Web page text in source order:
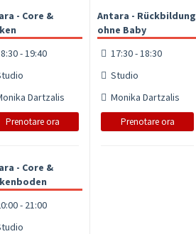
- Core &
- 19:40
Dartzalis
Prenotare ora
- Core &
- 21:00
Antara - Rückbildung
ohne Baby
17:30 - 18:30
Studio
Monika Dartzalis
Prenotare ora